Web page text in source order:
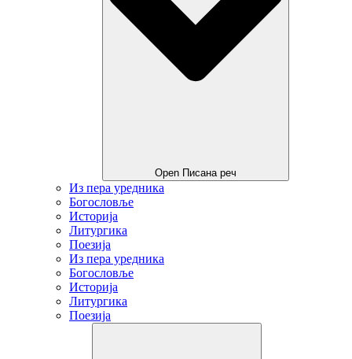
Open Писана реч
Из пера уредника
Богословље
Историја
Литургика
Поезија
Из пера уредника
Богословље
Историја
Литургика
Поезија